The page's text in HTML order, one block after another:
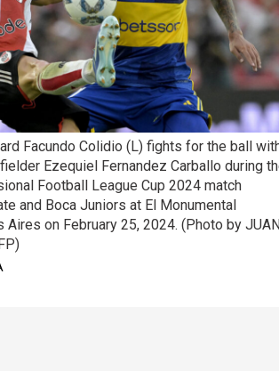
Facundo Colidio (L) fights for the ball
Ezequiel Fernandez Carballo during
Football League Cup 2024 match
and Boca Juniors at El Monumental
Aires on February 25, 2024. (Photo by